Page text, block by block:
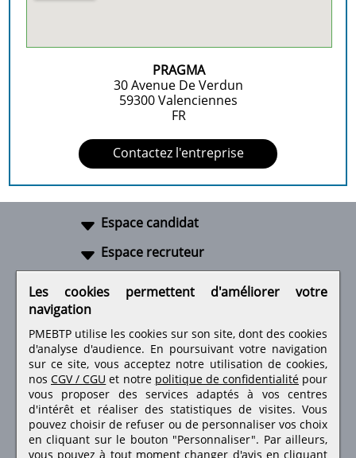
PRAGMA
30 Avenue De Verdun
59300Valenciennes
FR
Contactez l'entreprise
Espace candidat
Espace recruteur
Retrouvez-nous sur les réseaux sociaux
Les cookies permettent d'améliorer votre
navigation
PMEBTP utilise les cookies sur son site, dont des cookies
d'analyse d'audience. En poursuivant votre navigation
sur ce site, vous acceptez notre utilisation de cookies,
nos CGV / CGU et notre politique de confidentialité pour
vous proposer des services adaptés à vos centres
d'intérêt et réaliser des statistiques de visites.Vous
pouvez choisir de refuser ou de personnaliser vos choix
en cliquant sur le bouton "Personnaliser". Par ailleurs,
vous pouvez à tout moment changer d'avis en cliquant